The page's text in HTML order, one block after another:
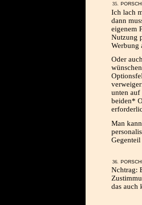
Ich lach
dann
eigenem
Nutzung
Werbung
Oder
unten
beiden*
Man
Nchtrag:
das auch